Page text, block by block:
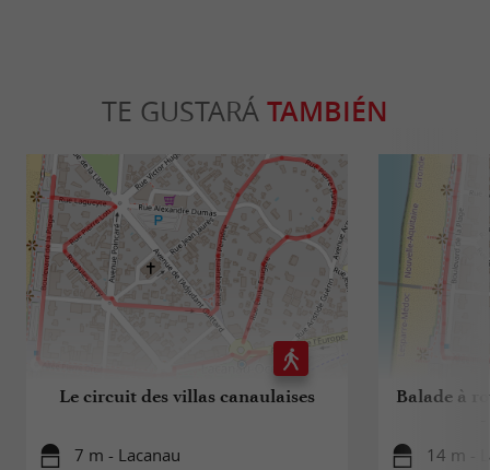
TE GUSTARÁ TAMBIÉN
Le circuit des villas canaulaises
7 m - Lacanau
Balade à
14 m -